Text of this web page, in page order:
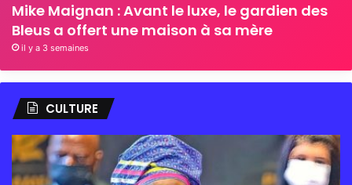
Mike Maignan : Avant le luxe, le gardien des
Bleus a offert une maison à sa mère
il y a 3 semaines
CULTURE